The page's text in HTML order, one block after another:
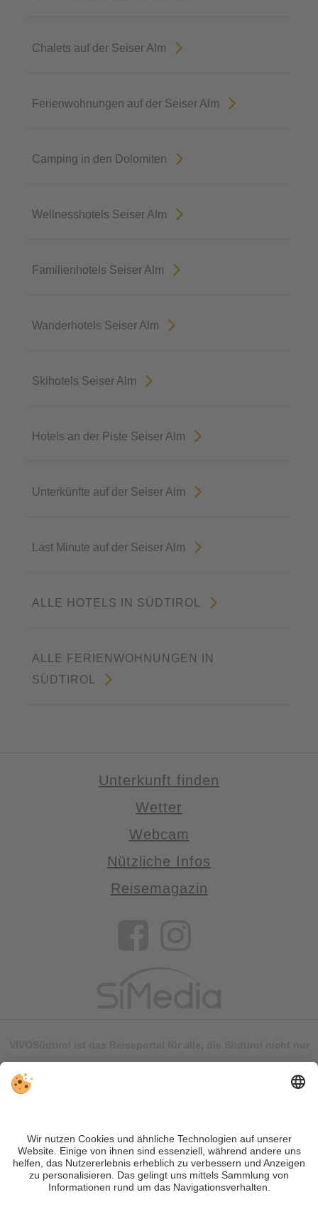
Chalets auf der Seiser Alm
Ferienwohnungen auf der Seiser Alm
Camping in den Dolomiten
Wellnesshotels Seiser Alm
Familienhotels Seiser Alm
Wanderhotels Seiser Alm
Skihotels Seiser Alm
Hotels an der Piste Seiser Alm
Unterkünfte auf der Seiser Alm
Last Minute auf der Seiser Alm
ALLE HOTELS IN SÜDTIROL
ALLE FERIENWOHNUNGEN IN
SÜDTIROL
Unterkunft finden
Wetter
Webcam
Nützliche Infos
Reisemagazin
können Fehler auftreten. Wir übernehmen keine Gewähr für
die Richtigkeit und Vollständigkeit aller Informationen.
Informieren Sie sich sicherheitshalber nochmals beim